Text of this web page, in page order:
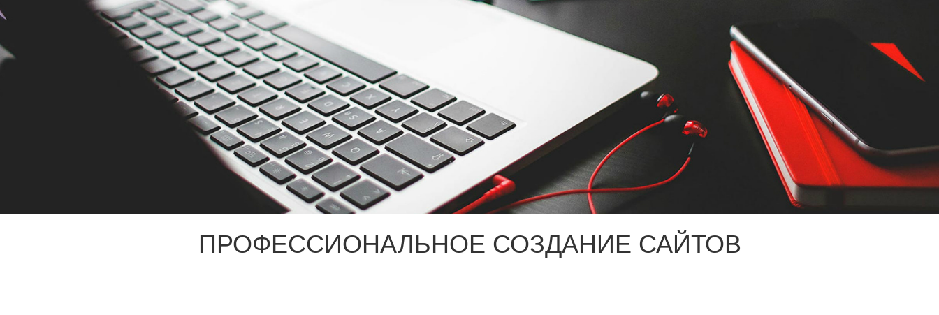
ПРОФЕССИОНАЛЬНОЕ СОЗДАНИЕ САЙТОВ